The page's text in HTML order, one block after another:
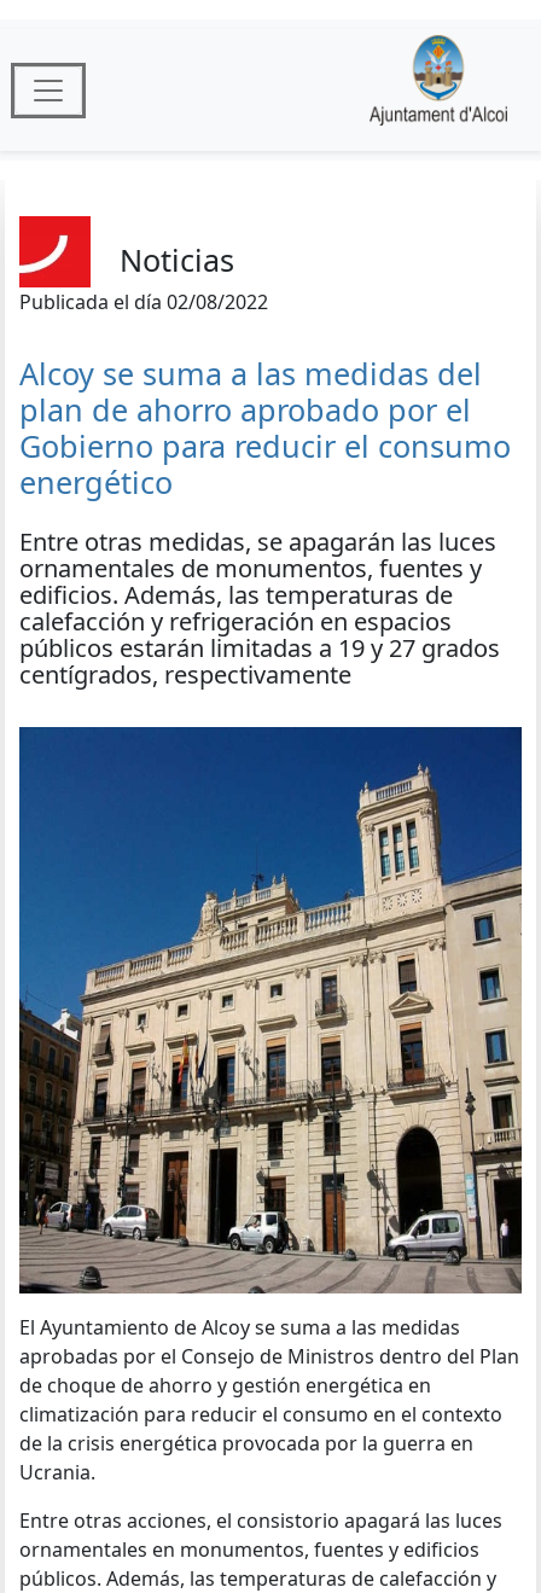
Noticias
Publicada el día 02/08/2022
Alcoy se suma a las medidas del
plan de ahorro aprobado por el
Gobierno para reducir el consumo
energético
Entre otras medidas, se apagarán las luces
ornamentales de monumentos, fuentes y
edificios. Además, las temperaturas de
calefacción y refrigeración en espacios
públicos estarán limitadas a 19 y 27 grados
centígrados, respectivamente
El Ayuntamiento de Alcoy se suma a las medidas
aprobadas por el Consejo de Ministros dentro del Plan
de choque de ahorro y gestión energética en
climatización para reducir el consumo en el contexto
de la crisis energética provocada por la guerra en
Ucrania.
Entre otras acciones, el consistorio apagará las luces
ornamentales en monumentos, fuentes y edificios
públicos. Además, las temperaturas de calefacción y